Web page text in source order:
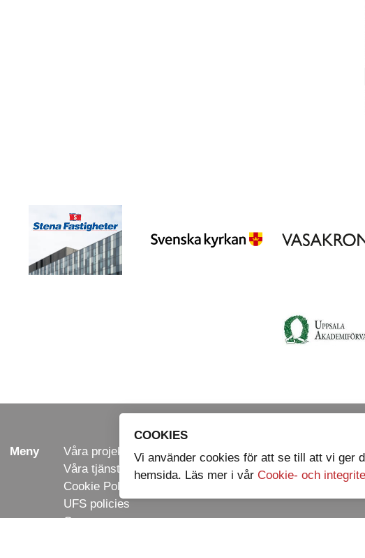
Meny
Våra projekt
Våra tjänster
Cookie Policies
UFS policies
Om oss
Adress
Svederusgatan 3
754 50 Uppsala
COOKIES
Vi använder cookies för att se till att vi ger
hemsida. Läs mer i vår Cookie- och